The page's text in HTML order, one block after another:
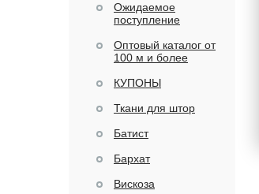
Ожидаемое
поступление
Оптовый каталог от
100 м и более
КУПОНЫ
Ткани для штор
Батист
Бархат
Вискоза